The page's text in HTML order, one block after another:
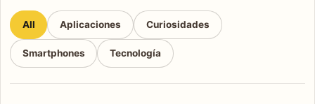
All Aplicaciones Curiosidades
Smartphones Tecnología